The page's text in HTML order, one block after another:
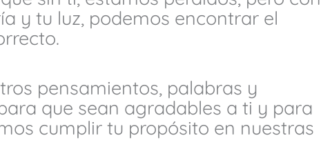
y tu luz, podemos encontrar el
pensamientos, palabras y
que sean agradables a ti y para
cumplir tu propósito en nuestras